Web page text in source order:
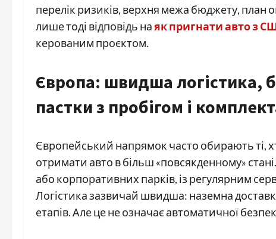
перелік ризиків, верхня межа бюджету, план
лише тоді відповідь наяк пригнати авто з
керованим проєктом.
Європа: швидша логістика,
пастки з пробігом і
Європейський напрямок часто обирають ті,
отримати авто в більш «повсякденному»
або корпоративних парків, із регулярним
Логістика зазвичай швидша: наземна
етапів. Але це не означає автоматичної